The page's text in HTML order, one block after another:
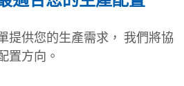
提供您的生產需求， 我們將協
置方向。